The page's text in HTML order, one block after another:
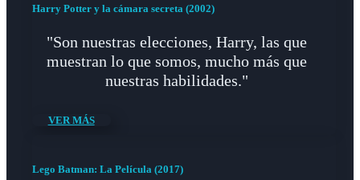
Harry Potter y la cámara secreta (2002)
"Son nuestras elecciones, Harry, las que
muestran lo que somos, mucho más que
nuestras habilidades."
VER MÁS
Lego Batman: La Película (2017)